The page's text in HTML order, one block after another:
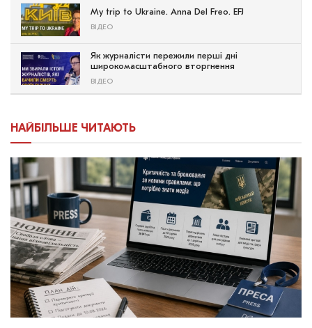
My trip to Ukraine. Anna Del Freo. EFJ
ВІДЕО
Як журналісти пережили перші дні
широкомасштабного вторгнення
ВІДЕО
НАЙБІЛЬШЕ ЧИТАЮТЬ